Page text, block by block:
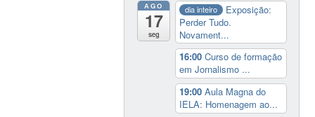
AGO
17
seg
dia inteiro
Exposição:
Perder Tudo.
Novament...
16:00Curso de formação
em Jornalismo ...
19:00Aula Magna do
IELA: Homenagem ao...